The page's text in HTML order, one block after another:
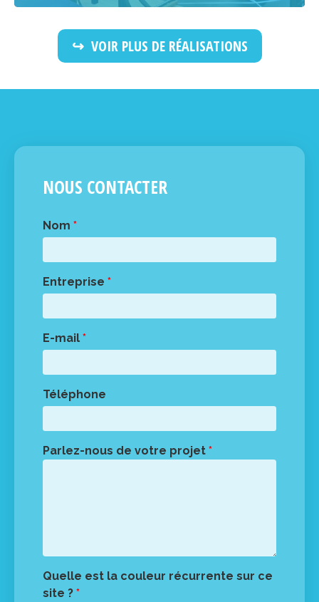
VOIR PLUS DE RÉALISATIONS
NOUS CONTACTER
Nom *
Entreprise *
E-mail *
Téléphone
Parlez-nous de votre projet *
Quelle est la couleur récurrente sur ce
site ? *